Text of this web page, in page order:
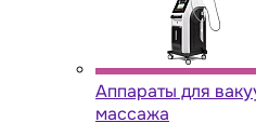
Аппараты для
массажа